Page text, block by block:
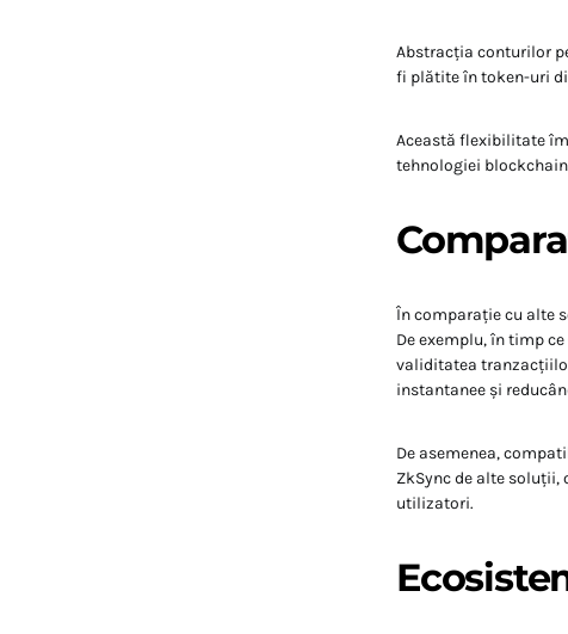
Abstracția conturilor
fi plătite în token-uri
Această flexibilitate
tehnologiei
În comparație cu alte
De exemplu, în timp
validitatea
instantanee și
De asemenea,
ZkSync de alte
utilizatori.